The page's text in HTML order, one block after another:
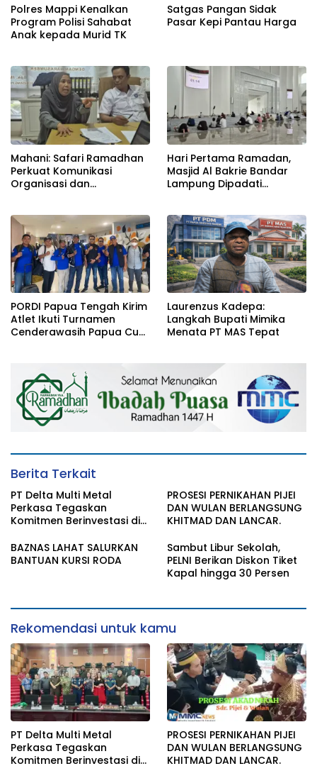
Polres Mappi Kenalkan
Program Polisi Sahabat
Anak kepada Murid TK
Satgas Pangan Sidak
Pasar Kepi Pantau Harga
Mahani: Safari Ramadhan
Perkuat Komunikasi
Organisasi dan
RTMM–SPSI
Hari Pertama Ramadan,
Masjid Al Bakrie Bandar
Lampung Dipadati
PORDI Papua Tengah Kirim
Atlet Ikuti Turnamen
Cenderawasih Papua Cup
Laurenzus Kadepa:
Langkah Bupati Mimika
Menata PT MAS Tepat
Berita Terkait
PT Delta Multi Metal
Perkasa Tegaskan
Komitmen Berinvestasi di
Langsung Lokasi
Pemotongan Kapal
PROSESI PERNIKAHAN PIJEI
DAN WULAN BERLANGSUNG
KHITMAD DAN LANCAR.
BAZNAS LAHAT SALURKAN
BANTUAN KURSI RODA
Sambut Libur Sekolah,
PELNI Berikan Diskon Tiket
Kapal hingga 30 Persen
Rekomendasi untuk kamu
PT Delta Multi Metal
Perkasa Tegaskan
Komitmen Berinvestasi di
PROSESI PERNIKAHAN PIJEI
DAN WULAN BERLANGSUNG
KHITMAD DAN LANCAR.